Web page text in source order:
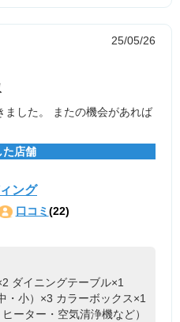
25/05/26
ました。 またの機会があれば
た店舗
ング
口コミ (22)
ダイニングテーブル×1
・小）×3 カラーボックス×1
ーター・空気清浄機など）